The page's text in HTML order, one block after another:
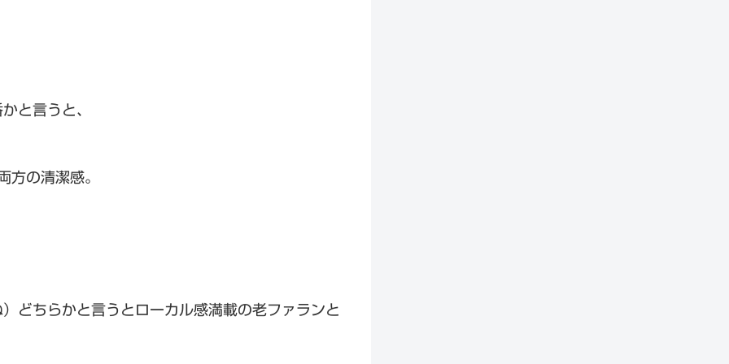
と言うと、
方の清潔感。
どちらかと言うとローカル感満載の老ファランと